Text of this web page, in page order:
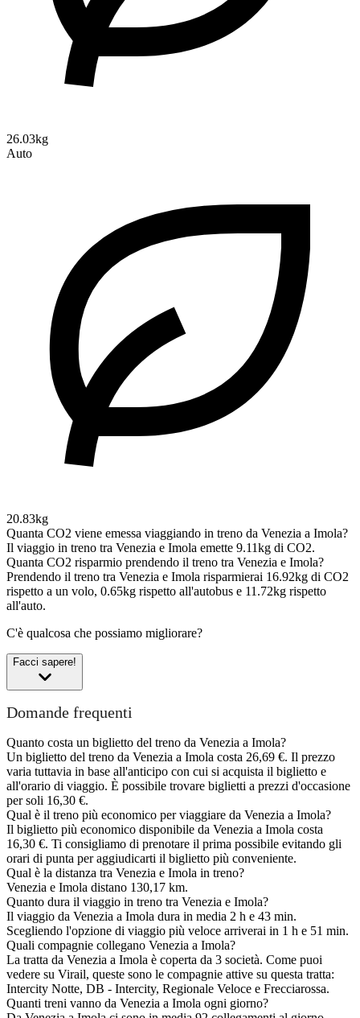
26.03kg
Auto
20.83kg
Quanta CO2 viene emessa viaggiando in treno da Venezia a Imola?
Il viaggio in treno tra Venezia e Imola emette 9.11kg di CO2.
Quanta CO2 risparmio prendendo il treno tra Venezia e Imola?
Prendendo il treno tra Venezia e Imola risparmierai 16.92kg di CO2
rispetto a un volo, 0.65kg rispetto all'autobus e 11.72kg rispetto
all'auto.
C'è qualcosa che possiamo migliorare?
Facci sapere!
Domande frequenti
Quanto costa un biglietto del treno da Venezia a Imola?
Un biglietto del treno da Venezia a Imola costa 26,69 €. Il prezzo
varia tuttavia in base all'anticipo con cui si acquista il biglietto e
all'orario di viaggio. È possibile trovare biglietti a prezzi d'occasione
per soli 16,30 €.
Qual è il treno più economico per viaggiare da Venezia a Imola?
Il biglietto più economico disponibile da Venezia a Imola costa
16,30 €. Ti consigliamo di prenotare il prima possibile evitando gli
orari di punta per aggiudicarti il biglietto più conveniente.
Qual è la distanza tra Venezia e Imola in treno?
Venezia e Imola distano 130,17 km.
Quanto dura il viaggio in treno tra Venezia e Imola?
Il viaggio da Venezia a Imola dura in media 2 h e 43 min.
Scegliendo l'opzione di viaggio più veloce arriverai in 1 h e 51 min.
Quali compagnie collegano Venezia a Imola?
La tratta da Venezia a Imola è coperta da 3 società. Come puoi
vedere su Virail, queste sono le compagnie attive su questa tratta:
Intercity Notte, DB - Intercity, Regionale Veloce e Frecciarossa.
Quanti treni vanno da Venezia a Imola ogni giorno?